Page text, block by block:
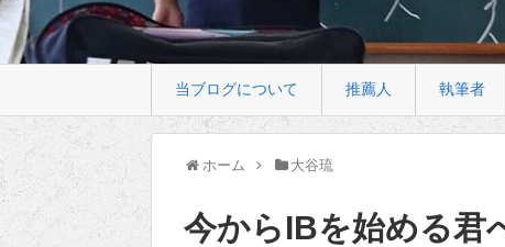
当ブログについて 推薦人 執筆者
ホーム 大谷琉
今からIBを始める君